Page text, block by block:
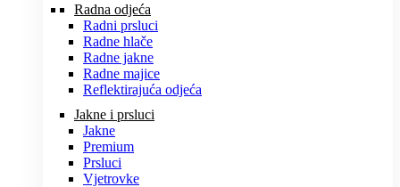
Radna odjeća
Radni prsluci
Radne hlače
Radne jakne
Radne majice
Reflektirajuća odjeća
Jakne i prsluci
Jakne
Premium
Prsluci
Vjetrovke